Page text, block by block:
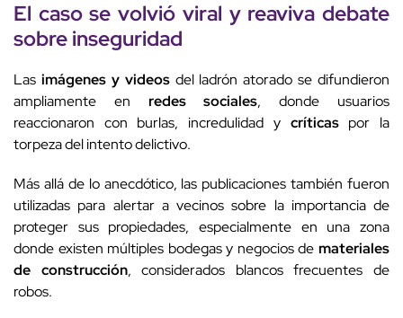
El caso se volvió viral y reavivadebate
sobre inseguridad
Las imágenes y videosdel ladrón atorado se difundieron
ampliamente en redes sociales, donde usuarios
reaccionaron con burlas, incredulidad y críticaspor la
torpeza del intento delictivo.
Más allá de lo anecdótico, las publicaciones también fueron
utilizadas para alertar a vecinos sobre la importancia de
proteger sus propiedades, especialmente en una zona
donde existen múltiples bodegas y negocios de materiales
de construcción, considerados blancos frecuentes de
robos.